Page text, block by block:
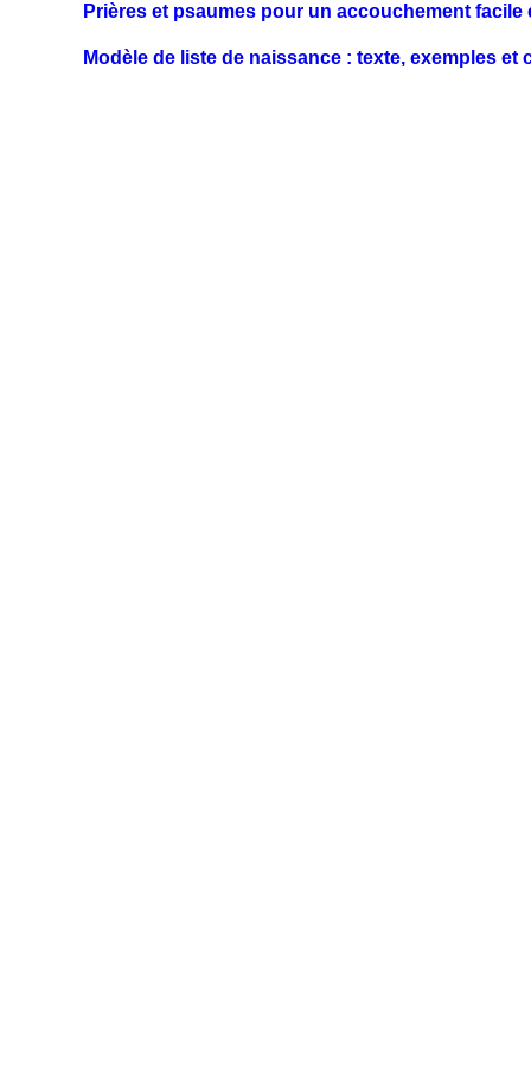
Prières et psaumes pour un accouchement facile
Modèle de liste de naissance : texte, exemples et